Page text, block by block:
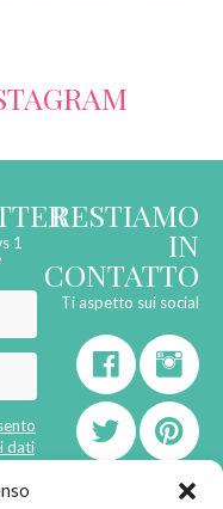
1
dati
RESTIAMO
IN
CONTATTO
Ti aspetto sui social